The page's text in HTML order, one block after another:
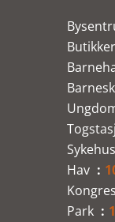
Butikker
Hav
Park